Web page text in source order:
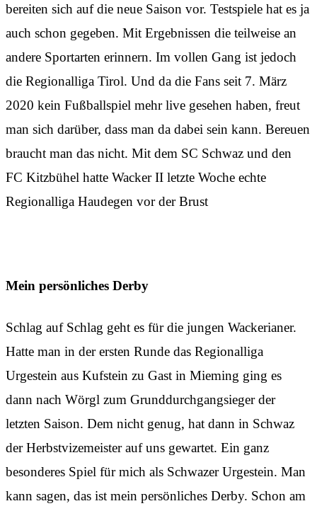
bereiten sich auf die neue Saison vor. Testspiele hat es ja
auch schon gegeben. Mit Ergebnissen die teilweise an
andere Sportarten erinnern. Im vollen Gang ist jedoch
die Regionalliga Tirol. Und da die Fans seit 7. März
2020 kein Fußballspiel mehr live gesehen haben, freut
man sich darüber, dass man da dabei sein kann. Bereuen
braucht man das nicht. Mit dem SC Schwaz und den
FC Kitzbühel hatte Wacker II letzte Woche echte
Regionalliga Haudegen vor der Brust
Mein persönliches Derby
Schlag auf Schlag geht es für die jungen Wackerianer.
Hatte man in der ersten Runde das Regionalliga
Urgestein aus Kufstein zu Gast in Mieming ging es
dann nach Wörgl zum Grunddurchgangsieger der
letzten Saison. Dem nicht genug, hat dann in Schwaz
der Herbstvizemeister auf uns gewartet. Ein ganz
besonderes Spiel für mich als Schwazer Urgestein. Man
kann sagen, das ist mein persönliches Derby. Schon am